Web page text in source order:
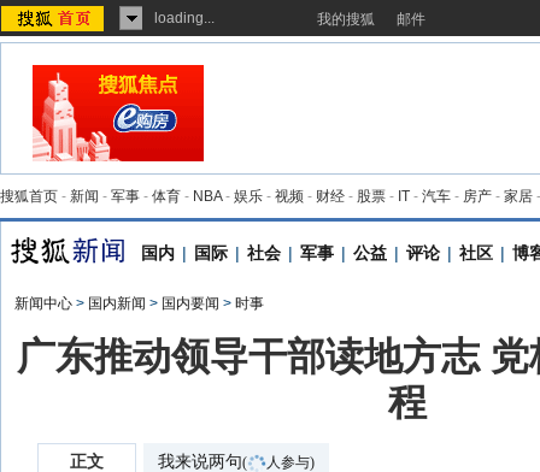
loading... 我的搜狐 邮件
搜狐首页 - 新闻 - 军事 - 体育 - NBA- 娱乐 - 视频 - 财经 - 股票 - IT - 汽车 - 房产 - 家居
国内 | 国际 | 社会 | 军事 | 公益 | 评论 | 社区 | 博
新闻中心 > 国内新闻 > 国内要闻 > 时事
广东推动领导干部读地方志
程
正文 我来说两句( 人参与)